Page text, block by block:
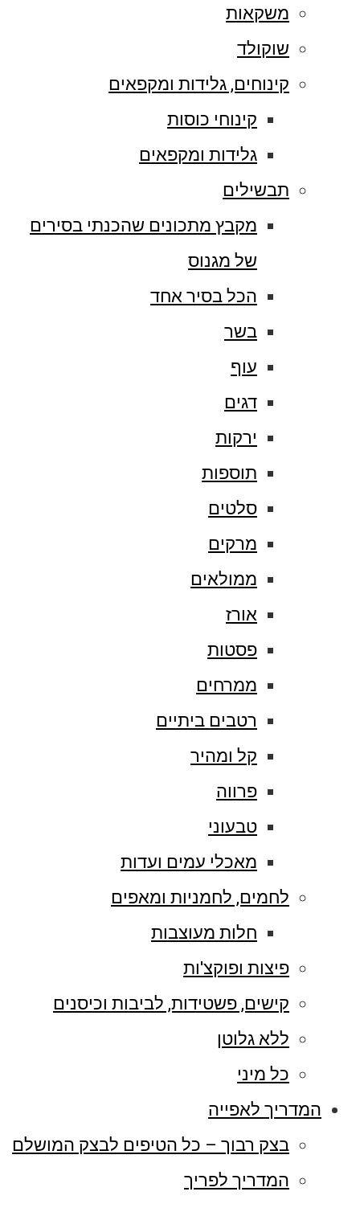
משקאות
שוקולד
קינוחים, גלידות ומקפאים
קינוחי כוסות
גלידות ומקפאים
תבשילים
מקבץ מתכונים שהכנתי בסירים
של מגנוס
הכל בסיר אחד
בשר
עוף
דגים
ירקות
תוספות
סלטים
מרקים
ממולאים
אורז
פסטות
ממרחים
רטבים ביתיים
קל ומהיר
פרווה
טבעוני
מאכלי עמים ועדות
לחמים, לחמניות ומאפים
חלות מעוצבות
פיצות ופוקצ'ות
קישים, פשטידות, לביבות וכיסנים
ללא גלוטן
כל מיני
המדריך לאפייה
בצק רבוך – כל הטיפים לבצק המושלם
המדריך לפריך